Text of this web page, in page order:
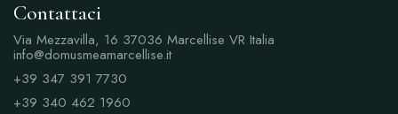
Contattaci
Via Mezzavilla, 16 37036 Marcellise VR Italia
info@domusmeamarcellise.it
+39 347 391 7730
+39 340 462 1960